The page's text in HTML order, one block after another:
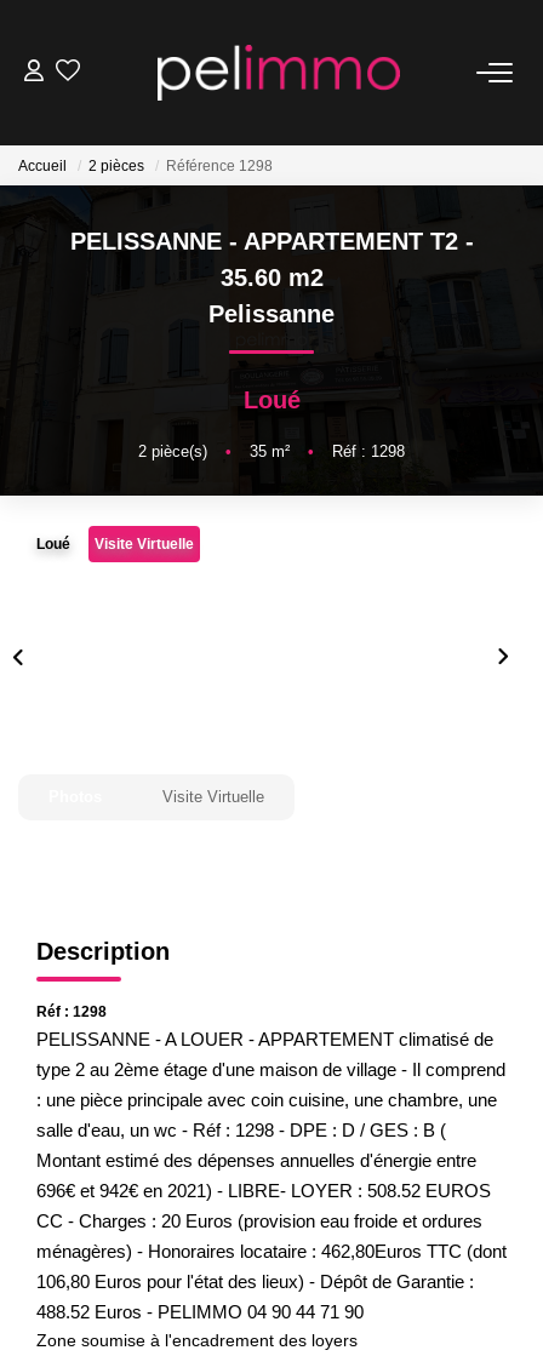
ESTIMATION
Accueil 2 pièces Référence 1298
PELISSANNE - APPARTEMENT T2 -
35.60 m2
Pelissanne
Loué
2 pièce(s) • 35 m² • Réf : 1298
Loué Visite Virtuelle
Visite Virtuelle
Description
Réf : 1298
PELISSANNE - A LOUER - APPARTEMENT climatisé de
type 2 au 2ème étage d'une maison de village - Il comprend
: une pièce principale avec coin cuisine, une chambre, une
salle d'eau, un wc - Réf : 1298 - DPE : D / GES : B (
Montant estimé des dépenses annuelles d'énergie entre
696€ et 942€ en 2021) - LIBRE- LOYER : 508.52 EUROS
CC - Charges : 20 Euros (provision eau froide et ordures
ménagères) - Honoraires locataire : 462,80Euros TTC (dont
106,80 Euros pour l'état des lieux) - Dépôt de Garantie :
488.52 Euros - PELIMMO 04 90 44 71 90
Zone soumise à l'encadrement des loyers